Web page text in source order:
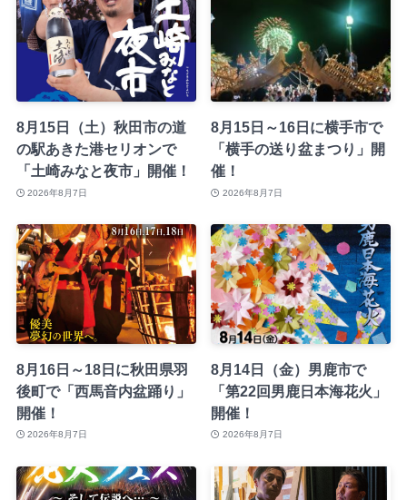
8月15日（土）秋田市の道
の駅あきた港セリオンで
「土崎みなと夜市」開催！
2026年8月7日
8月15日～16日に横手市で
「横手の送り盆まつり」開
催！
2026年8月7日
8月16日～18日に秋田県羽
後町で「西馬音内盆踊り」
開催！
2026年8月7日
8月14日（金）男鹿市で
「第22回男鹿日本海花火」
開催！
2026年8月7日